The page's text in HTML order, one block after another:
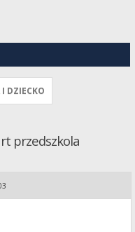
DZIECKO
przedszkola